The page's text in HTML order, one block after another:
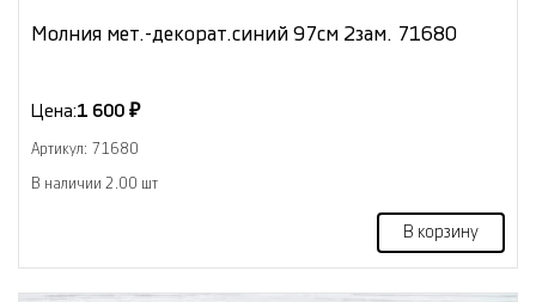
Молния мет.-декорат.синий 97см 2зам. 71680
Цена:1 600 ₽
Артикул: 71680
В наличии 2.00 шт
В корзину